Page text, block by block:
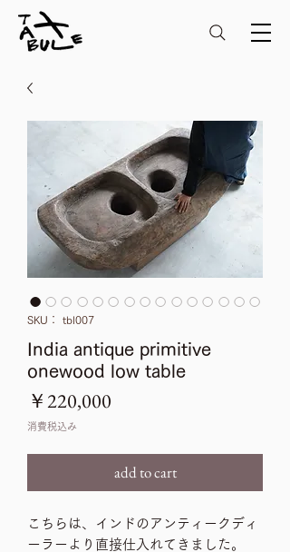
SKU： tbl007
India antique primitive
onewood low table
￥220,000
消費税込み
add to cart
こちらは、インドのアンティークディ
ーラーより直接仕入れてきました。